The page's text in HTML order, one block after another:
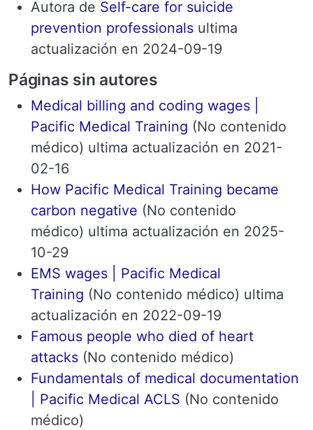
Autora de Self-care for suicide
prevention professionals ultima
actualización en 2024-09-19
Páginas sin autores
Medical billing and coding wages |
Pacific Medical Training (No contenido
médico) ultima actualización en 2021-
02-16
How Pacific Medical Training became
carbon negative (No contenido
médico) ultima actualización en 2025-
10-29
EMS wages | Pacific Medical
Training (No contenido médico) ultima
actualización en 2022-09-19
Famous people who died of heart
attacks (No contenido médico)
Fundamentals of medical documentation
| Pacific Medical ACLS (No contenido
médico)